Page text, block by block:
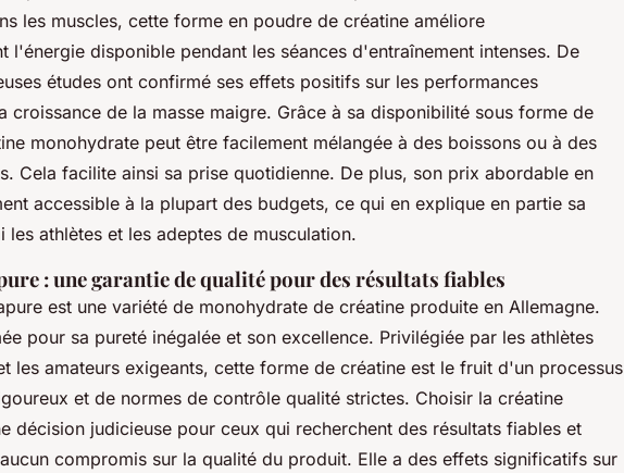
les muscles, cette forme en poudre de créatine améliore
l'énergie disponible pendant les séances d'entraînement intenses. De
études ont confirmé ses effets positifs sur les performances
croissance de la masse maigre. Grâce à sa disponibilité sous forme de
monohydrate peut être facilement mélangée à des boissons ou à des
Cela facilite ainsi sa prise quotidienne. De plus, son prix abordable en
accessible à la plupart des budgets, ce qui en explique en partie sa
les athlètes et les adeptes de musculation.
: une garantie de qualité pour des résultats fiables
est une variété de monohydrate de créatine produite en Allemagne.
pour sa pureté inégalée et son excellence. Privilégiée par les athlètes
les amateurs exigeants, cette forme de créatine est le fruit d'un processus
et de normes de contrôle qualité strictes. Choisir la créatine
décision judicieuse pour ceux qui recherchent des résultats fiables et
compromis sur la qualité du produit. Elle a des effets significatifs sur